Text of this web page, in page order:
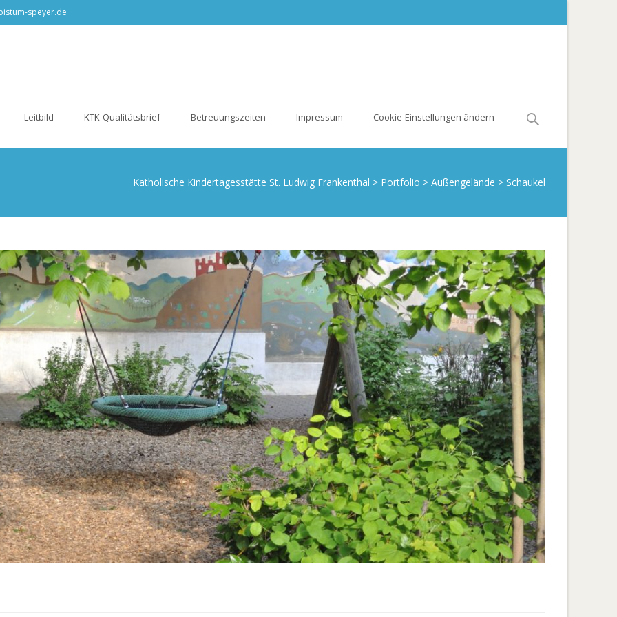
speyer.de
Leitbild KTK-Qualitätsbrief Betreuungszeiten Impressum Cookie-Einstellungen ändern
Search
Katholische Kindertagesstätte St. Ludwig Frankenthal > Portfolio > Außengelände > Schaukel